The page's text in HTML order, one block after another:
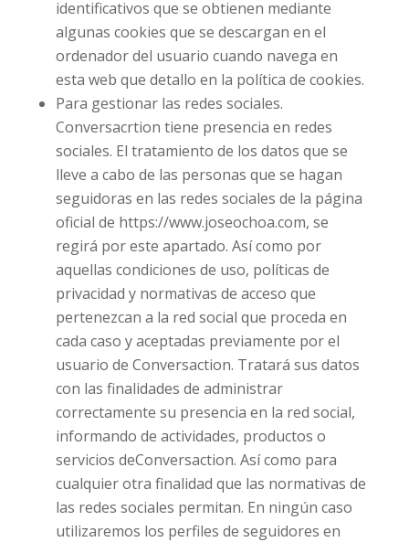
identificativos que se obtienen mediante
algunas cookies que se descargan en el
ordenador del usuario cuando navega en
esta web que detallo en la política de cookies.
Para gestionar las redes sociales.
Conversacrtion tiene presencia en redes
sociales. El tratamiento de los datos que se
lleve a cabo de las personas que se hagan
seguidoras en las redes sociales de la página
oficial de https://www.joseochoa.com, se
regirá por este apartado. Así como por
aquellas condiciones de uso, políticas de
privacidad y normativas de acceso que
pertenezcan a la red social que proceda en
cada caso y aceptadas previamente por el
usuario de Conversaction. Tratará sus datos
con las finalidades de administrar
correctamente su presencia en la red social,
informando de actividades, productos o
servicios deConversaction. Así como para
cualquier otra finalidad que las normativas de
las redes sociales permitan. En ningún caso
utilizaremos los perfiles de seguidores en